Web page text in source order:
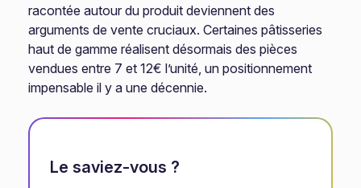
racontée autour du produit deviennent des
arguments de vente cruciaux. Certaines pâtisseries
haut de gamme réalisent désormais des pièces
vendues entre 7 et 12€ l’unité, un positionnement
impensable il y a une décennie.
Le saviez-vous ?